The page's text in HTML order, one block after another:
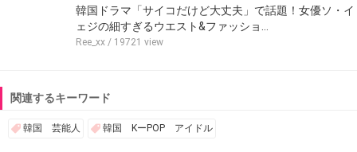
韓国ドラマ「サイコだけど大丈夫」で話題！女優ソ・イ
ェジの細すぎるウエスト&ファッショ…
Ree_xx / 19721 view
関連するキーワード
韓国 芸能人 韓国 KーPOP アイドル